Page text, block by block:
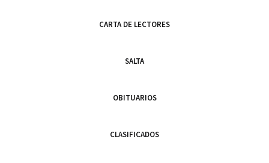
CARTA DE LECTORES
SALTA
OBITUARIOS
CLASIFICADOS